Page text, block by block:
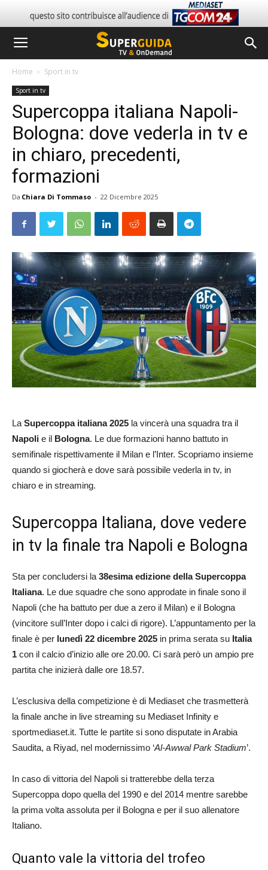
Home Sport in tv
Sport in tv
Supercoppa italiana Napoli-
Bologna: dove vederla in tv e
in chiaro, precedenti,
formazioni
Da Chiara Di Tommaso - 22 Dicembre 2025
La Supercoppa italiana 2025 la vincerà una squadra tra il
Napoli e il Bologna. Le due formazioni hanno battuto in
semifinale rispettivamente il Milan e l’Inter. Scopriamo insieme
quando si giocherà e dove sarà possibile vederla in tv, in
chiaro e in streaming.
Supercoppa Italiana, dove vedere
in tv la finale tra Napoli e Bologna
Sta per concludersi la 38esima edizione della Supercoppa
Italiana. Le due squadre che sono approdate in finale sono il
Napoli (che ha battuto per due a zero il Milan) e il Bologna
(vincitore sull’Inter dopo i calci di rigore). L’appuntamento per la
finale è per lunedì 22 dicembre 2025 in prima serata su Italia
1 con il calcio d’inizio alle ore 20.00. Ci sarà però un ampio pre
partita che inizierà dalle ore 18.57.
L’esclusiva della competizione è di Mediaset che trasmetterà
la finale anche in live streaming su Mediaset Infinity e
sportmediaset.it. Tutte le partite si sono disputate in Arabia
Saudita, a Riyad, nel modernissimo ‘Al-Awwal Park Stadium’.
In caso di vittoria del Napoli si tratterebbe della terza
Supercoppa dopo quella del 1990 e del 2014 mentre sarebbe
la prima volta assoluta per il Bologna e per il suo allenatore
Italiano.
Quanto vale la vittoria del trofeo